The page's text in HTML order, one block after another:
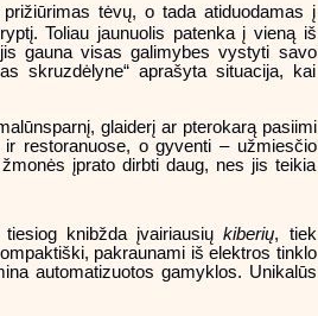
tėvų, o tada atiduodamas į
Toliau jaunuolis patenka į vieną iš
gauna visas galimybes vystyti savo
skruzdėlyne“ aprašyta situacija, kai
glaiderį ar pterokarą pasiimi
restoranuose, o gyventi – užmiesčio
įprato dirbti daug, nes jis teikia
tiesiog knibžda įvairiausiųkiberių, tiek
pakraunami iš elektros tinklo
automatizuotos gamyklos. Unikalūs